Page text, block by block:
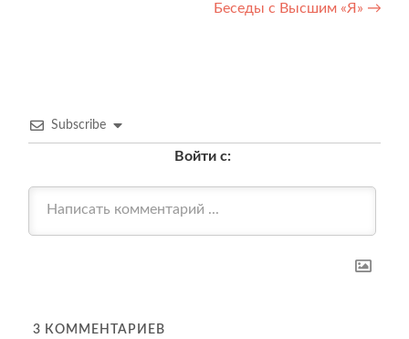
Беседы с Высшим «Я» →
Subscribe
Войти с:
3 КОММЕНТАРИЕВ